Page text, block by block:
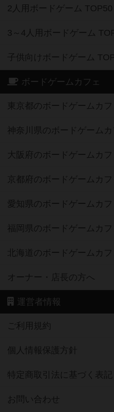
2人用ボードゲーム TOP50
3～4人用ボードゲーム
子供向けボードゲーム
ボードゲームカフェ
東京都のボードゲームカフ
神奈川県のボードゲームカ
大阪府のボードゲームカフ
京都府のボードゲームカフ
愛知県のボードゲームカフ
福岡県のボードゲームカフ
北海道のボードゲームカフ
オーナー・店長の方へ
運営者情報
ご利用規約
個人情報保護方針
特定商取引法に基づく表記
お問い合わせ